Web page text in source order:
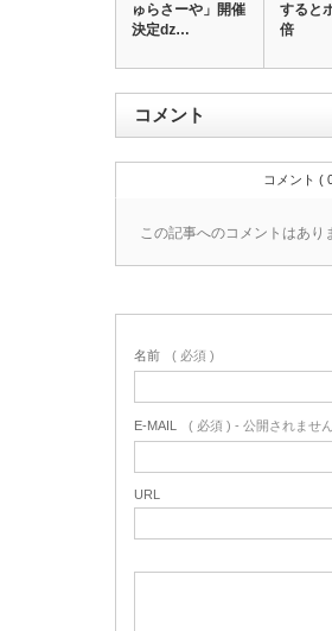
ゅらさーや」開催
決定ǳ…
すると
倍
コメント
コメント (
この記事へのコメントはあり
名前 ( 必須 )
E-MAIL ( 必須 ) - 公開されませ
URL